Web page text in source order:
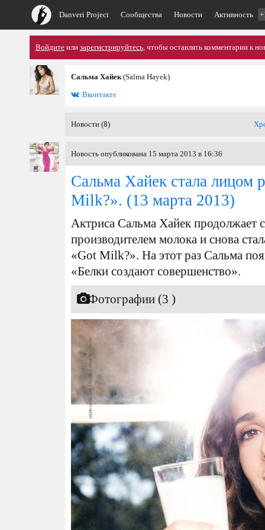
Danveri Project Сообщества Новости Активность
Войдите или зарегистрируйтесь, чтобы оставлять комментарии к
Сальма Хайек(Salma Hayek)
Вконтакте
Новости (8)
Новость опубликована 15 марта 2013 в 16:36
Сальма Хайек стала лицом
Milk?». (13 марта 2013)
Актриса Сальма Хайек продолжает
производителем молока и снова
«Got Milk?». На этот раз Сальма
«Белки создают совершенство».
Фотографии (3 )